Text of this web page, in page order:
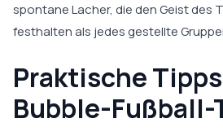
spontane Lacher, die den Geist des
festhalten als jedes gestellte
Praktische
Bubble-Fußball-